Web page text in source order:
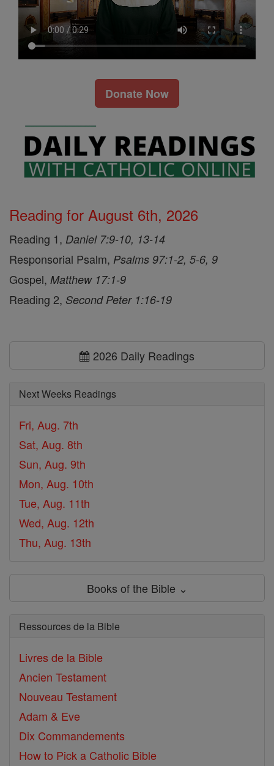
Donate Now
Reading for August 6th, 2026
Reading 1, Daniel 7:9-10, 13-14
Responsorial Psalm, Psalms 97:1-2, 5-6, 9
Gospel, Matthew 17:1-9
Reading 2, Second Peter 1:16-19
2026 Daily Readings
Next Weeks Readings
Fri, Aug. 7th
Sat, Aug. 8th
Sun, Aug. 9th
Mon, Aug. 10th
Tue, Aug. 11th
Wed, Aug. 12th
Thu, Aug. 13th
Books of the Bible ⌄
Ressources de la Bible
Livres de la Bible
Ancien Testament
Nouveau Testament
Adam & Eve
Dix Commandements
How to Pick a Catholic Bible